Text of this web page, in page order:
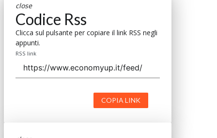
close
Codice Rss
Clicca sul pulsante per copiare il link RSS negli
appunti.
RSS link
COPIA LINK